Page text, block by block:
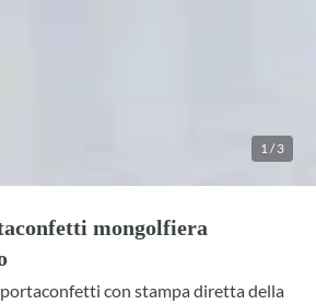
1/3
mongolfiera
con stampa diretta della